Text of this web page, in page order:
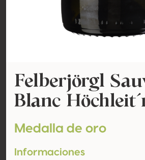
Felberjörgl
Blanc
Medalla de oro
Informaciones